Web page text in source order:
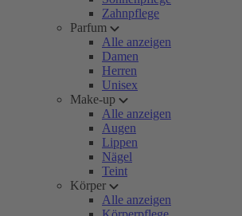
Zahnpflege
Parfum
Alle anzeigen
Damen
Herren
Unisex
Make-up
Alle anzeigen
Augen
Lippen
Nägel
Teint
Körper
Alle anzeigen